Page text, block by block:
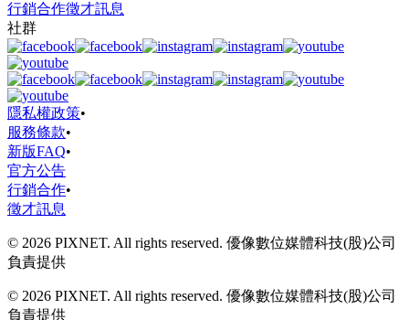
行銷合作徵才訊息
社群
隱私權政策•
服務條款•
新版FAQ•
官方公告
行銷合作•
徵才訊息
© 2026 PIXNET. All rights reserved. 優像數位媒體科技(股)公司
負責提供
© 2026 PIXNET. All rights reserved. 優像數位媒體科技(股)公司
負責提供